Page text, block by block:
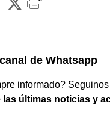
de Whatsapp
informado?
las últimas noticias y